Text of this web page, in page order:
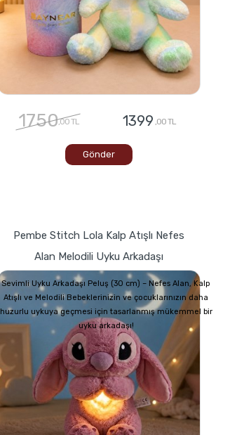
1750,00 TL 1399 ,00 TL
Gönder
Pembe Stitch Lola Kalp Atışlı Nefes
Alan Melodili Uyku Arkadaşı
Sevimli Uyku Arkadaşı Peluş (30 cm) – Nefes Alan, Kalp
Atışlı ve Melodili Bebeklerinizin ve çocuklarınızın daha
huzurlu uykuya geçmesi için tasarlanmış mükemmel bir
uyku arkadaşı!